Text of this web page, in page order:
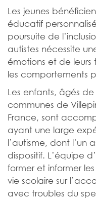
Les jeunes
éducatif
poursuite de
autistes nécessite
émotions et de leurs
les comportements
Les enfants, âgés
communes de
France, sont
ayant une large
l’autisme, dont l’un
dispositif. L’équipe
former et informer
vie scolaire sur
avec troubles du